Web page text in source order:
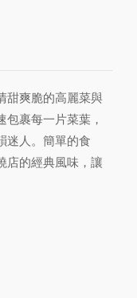
甜爽脆的高麗菜與
裹每一片菜葉，
迷人。簡單的食
店的經典風味，讓
的經典風味，讓